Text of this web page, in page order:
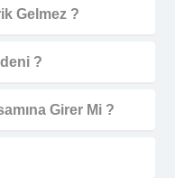
Gelmez ?
?
Girer Mi ?